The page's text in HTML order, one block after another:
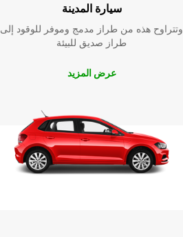
سيارة المدينة
وتتراوح هذه من طراز مدمج وموفر للوقود إلى
طراز صديق للبيئة
عرض المزيد